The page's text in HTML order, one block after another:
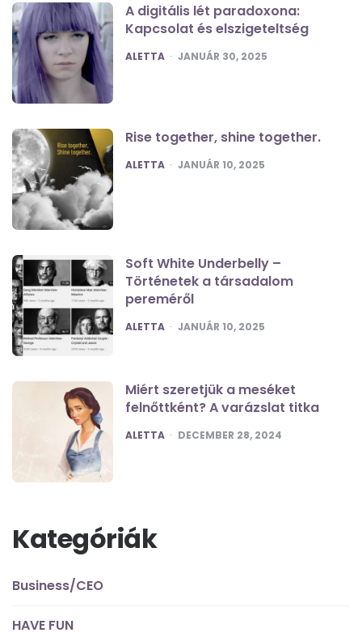
A digitális lét paradoxona:
Kapcsolat és elszigeteltség
POSTED
ALETTA JANUÁR 30, 2025
Rise together, shine together.
POSTED
ALETTA JANUÁR 10, 2025
Soft White Underbelly –
Történetek a társadalom
pereméről
POSTED
ALETTA JANUÁR 10, 2025
Miért szeretjük a meséket
felnőttként? A varázslat titka
POSTED
ALETTA DECEMBER 28, 2024
Kategóriák
Business/CEO
HAVE FUN